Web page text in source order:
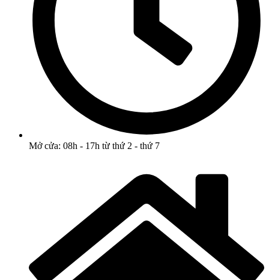
Mở cửa: 08h - 17h từ thứ 2 - thứ 7